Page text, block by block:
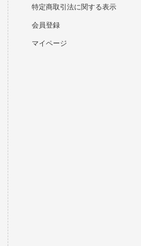
特定商取引法に関する表示
会員登録
マイページ